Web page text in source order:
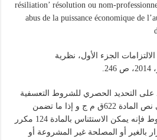
résiliation’ résolution ou nom-
abus de la puissance économique de
الجزء الأول، نظرية
على التحديد الحصري للشروط التعسفية
في عقد التأمين كما فعل في نص المادة 622ق م ج و إذا ما تضمن
العقد شروطا غير هاته الشروط فإنه يمكن الاستئناس بالمادة 124 مكرر
بالغير أو المصلحة غير المشروعة أو